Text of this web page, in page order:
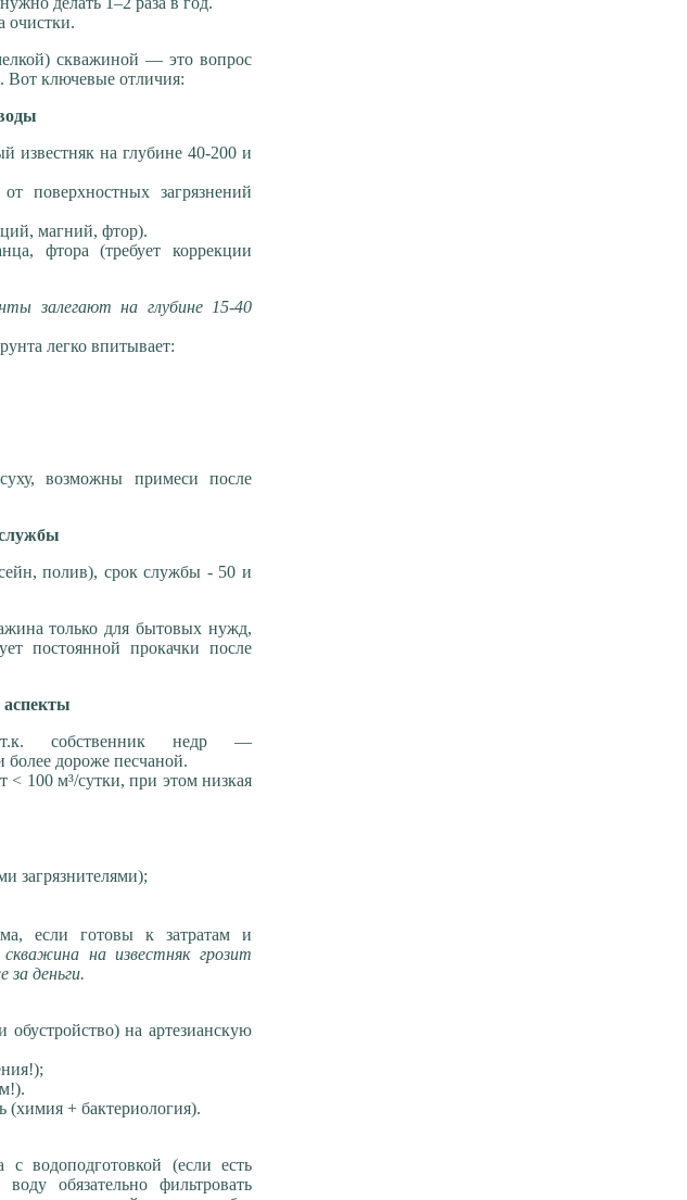
очистки.
скважиной — это вопрос
Вот ключевые отличия:
известняк на глубине 40-200 и
поверхностных загрязнений
магний, фтор).
фтора (требует коррекции
залегают на глубине 15-40
легко впитывает:
возможны примеси после
полив), срок службы - 50 и
только для бытовых нужд,
постоянной прокачки после
т.к. собственник недр —
более дороже песчаной.
100 м³/сутки, при этом низкая
загрязнителями);
если готовы к затратам и
скважина на известняк грозит
деньги.
обустройство) на артезианскую
(химия + бактериология).
водоподготовкой (если есть
обязательно фильтровать